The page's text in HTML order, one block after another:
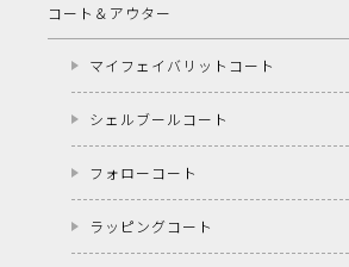
コート＆アウター
マイフェイバリットコート
シェルブールコート
フォローコート
ラッピングコート